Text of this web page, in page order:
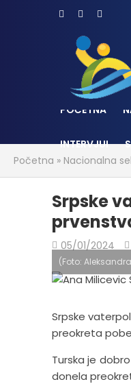
POČETNA
INTERVJUI
Početna » Nacionalna
Srpske
05/01/2024
(Foto:
Srpske
preokreta
Turska je
donela